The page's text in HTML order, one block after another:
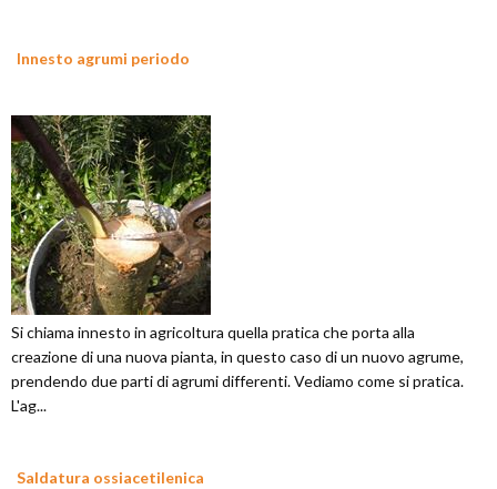
Innesto agrumi periodo
Si chiama innesto in agricoltura quella pratica che porta alla
creazione di una nuova pianta, in questo caso di un nuovo agrume,
prendendo due parti di agrumi differenti. Vediamo come si pratica.
L'ag...
Saldatura ossiacetilenica